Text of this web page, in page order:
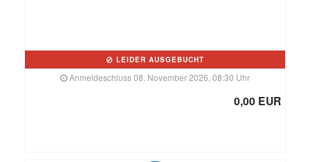
LEIDER AUSGEBUCHT
Anmeldeschluss 08. November 2026, 08:30 Uhr
0,00 EUR